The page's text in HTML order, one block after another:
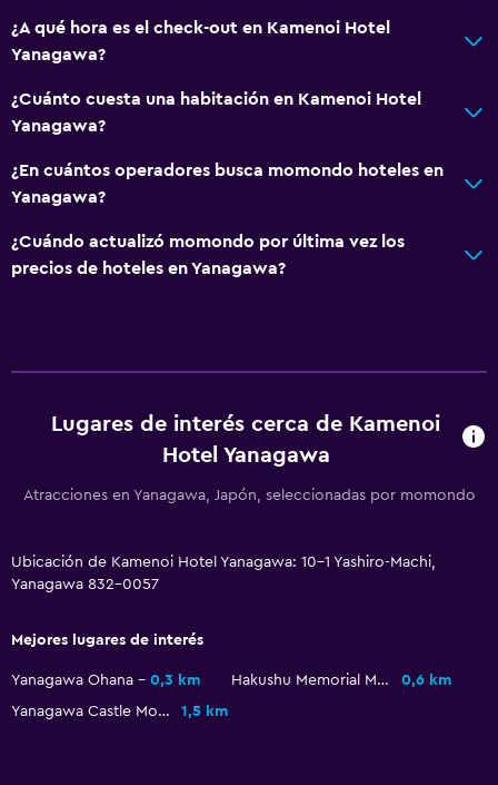
Cepillo de dientes
Baño público
Albornoz
Baño privado
Vista al río
Teléfono
Tetera eléctrica
Nevera
Máquina expendedora (bebidas)
¿A qué hora es el check-out en Kamenoi Hotel
Yanagawa?
¿Cuánto cuesta una habitación en Kamenoi Hotel
Yanagawa?
¿En cuántos operadores busca momondo hoteles en
Yanagawa?
¿Cuándo actualizó momondo por última vez los
precios de hoteles en Yanagawa?
Lugares de interés cerca de Kamenoi
Hotel Yanagawa
Atracciones en Yanagawa, Japón, seleccionadas por momondo
Ubicación de Kamenoi Hotel Yanagawa: 10-1 Yashiro-Machi,
Yanagawa 832-0057
Mejores lugares de interés
Yanagawa Ohana 0,3 km Hakushu Memorial Museum
0,6 km
Yanagawa Castle Moat Water Gate
1,5 km